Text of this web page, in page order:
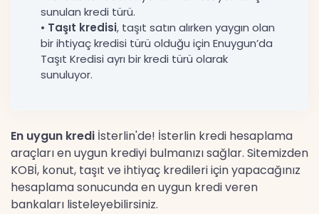
sunulan kredi türü.
• Taşıt kredisi, taşıt satın alırken yaygın olan
bir ihtiyaç kredisi türü olduğu için Enuygun’da
Taşıt Kredisi ayrı bir kredi türü olarak
sunuluyor.
En uygun kredi İsterlin'de! İsterlin kredi hesaplama
araçları en uygun krediyi bulmanızı sağlar. Sitemizden
KOBİ, konut, taşıt ve ihtiyaç kredileri için yapacağınız
hesaplama sonucunda en uygun kredi veren
bankaları listeleyebilirsiniz.